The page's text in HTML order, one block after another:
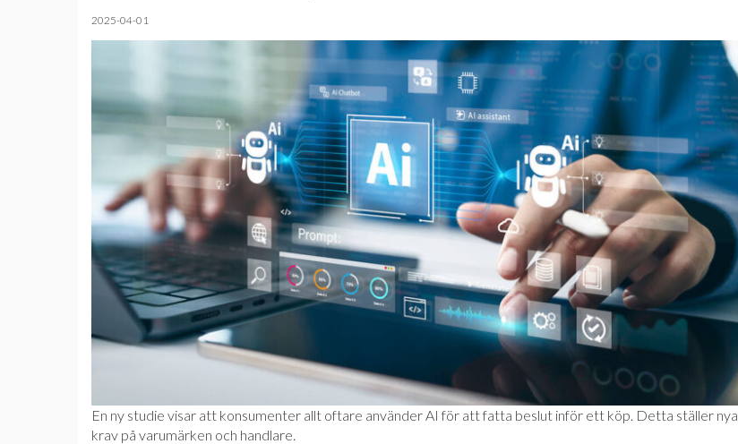
2025-04-01
En ny studie visar att konsumenter allt oftare använder AI för att fatta beslut inför ett köp. Detta ställer nya
krav på varumärken och handlare.